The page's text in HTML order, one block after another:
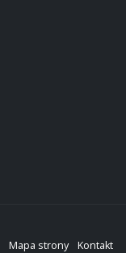
Mapa strony Kontakt